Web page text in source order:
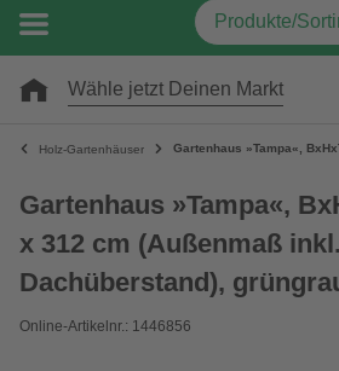
Wähle jetzt Deinen Markt
Holz-Gartenhäuser Gartenhaus »Tampa«,
Gartenhaus »Tampa«,
x 312 cm (Außenmaß inkl.
Dachüberstand),
Online-Artikelnr.: 1446856